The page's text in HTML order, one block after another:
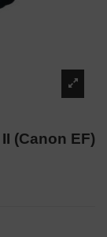
(Canon EF)